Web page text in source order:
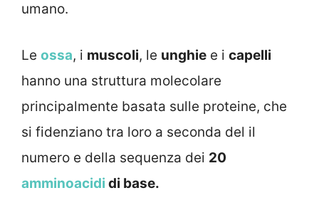
umano.
Le ossa, i muscoli, le unghie e i capelli
hanno una struttura molecolare
principalmente basata sulle proteine, che
si fidenziano tra loro a seconda del il
numero e della sequenza dei 20
amminoacidi di base.